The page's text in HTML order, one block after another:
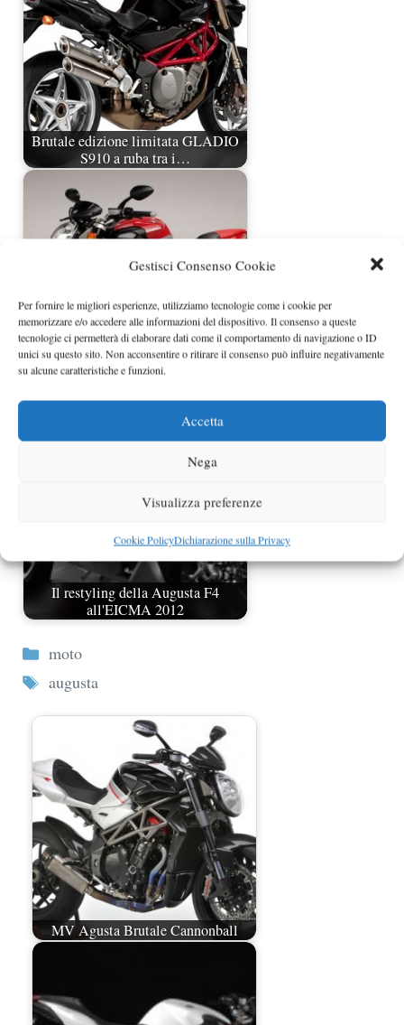
Gestisci Consenso Cookie
Per fornire le migliori esperienze, utilizziamo tecnologie come i cookie per
memorizzare e/o accedere alle informazioni del dispositivo. Il consenso a queste
tecnologie ci permetterà di elaborare dati come il comportamento di navigazione o ID
unici su questo sito. Non acconsentire o ritirare il consenso può influire negativamente
su alcune caratteristiche e funzioni.
Accetta
Nega
Visualizza preferenze
Cookie PolicyDichiarazione sulla Privacy
Brutale edizione limitata GLADIO
S910 a ruba tra i…
Il restyling della Augusta F4
all'EICMA 2012
Categorie
moto
Tag
augusta
MV Agusta Brutale Cannonball